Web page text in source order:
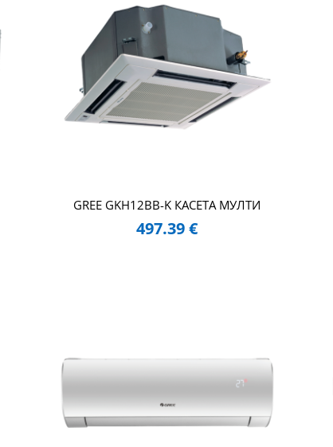
GREE GKH12BB-K КАСЕТА МУЛТИ
497.39€